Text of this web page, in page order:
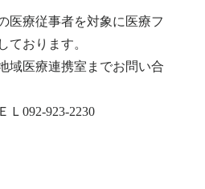
医療従事者を対象に医療フ
ております。
域医療連携室までお問い合
092-923-2230